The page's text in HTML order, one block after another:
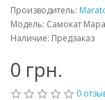
Производитель:
Модель: Самокат
Наличие: Предзаказ
0 грн.
0